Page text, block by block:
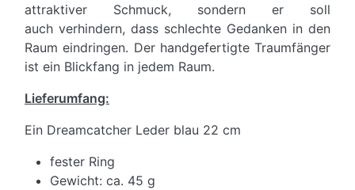
attraktiver Schmuck, sondern er soll
auch verhindern, dass schlechte Gedanken in den
Raum eindringen. Der handgefertigte Traumfänger
ist ein Blickfang in jedem Raum.
Lieferumfang:
Ein Dreamcatcher Leder blau 22 cm
fester Ring
Gewicht: ca. 45 g